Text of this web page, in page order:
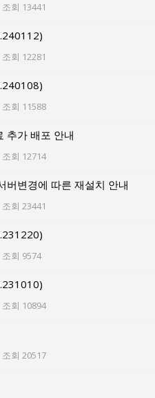
조회 13441
조회 12281
조회 11588
추가 배포 안내
조회 12714
버변경에 따른 재설치 안내
조회 23441
조회 9574
조회 10894
조회 20517